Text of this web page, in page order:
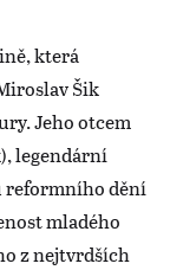
která
Šik
Jeho otcem
legendární
reformního dění
mladého
z nejtvrdších